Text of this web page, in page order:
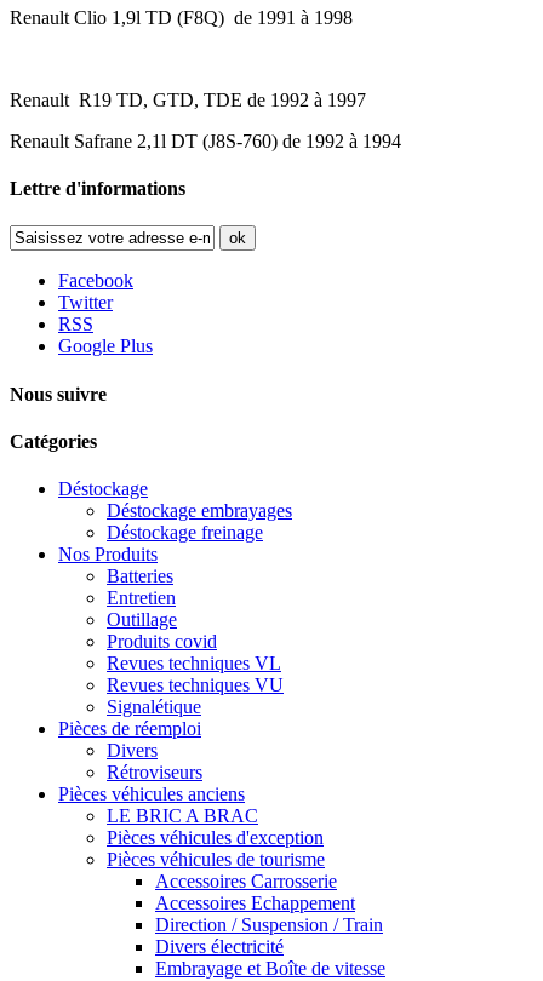
Renault Clio 1,9l TD (F8Q) de 1991 à 1998
Renault R19 TD, GTD, TDE de 1992 à 1997
Renault Safrane 2,1l DT (J8S-760) de 1992 à 1994
Lettre d'informations
ok
Facebook
Twitter
RSS
Google Plus
Nous suivre
Catégories
Déstockage
Déstockage embrayages
Déstockage freinage
Nos Produits
Batteries
Entretien
Outillage
Produits covid
Revues techniques VL
Revues techniques VU
Signalétique
Pièces de réemploi
Divers
Rétroviseurs
Pièces véhicules anciens
LE BRIC A BRAC
Pièces véhicules d'exception
Pièces véhicules de tourisme
Accessoires Carrosserie
Accessoires Echappement
Direction / Suspension / Train
Divers électricité
Embrayage et Boîte de vitesse